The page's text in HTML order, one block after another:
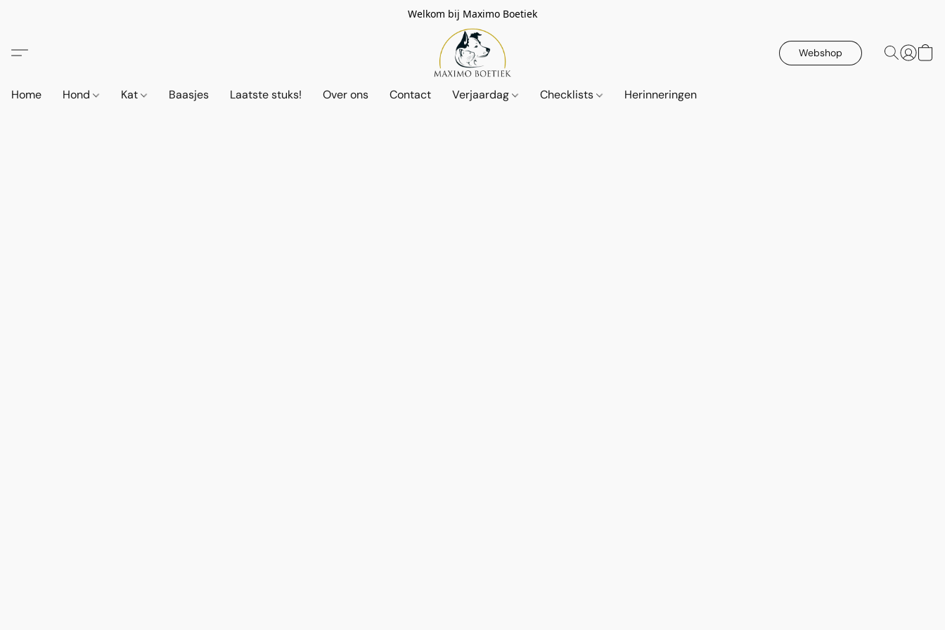
Welkom bij Maximo Boetiek
Webshop
Home Hond Kat Baasjes Laatste stuks! Over ons Contact Verjaardag Checklists Herinneringen